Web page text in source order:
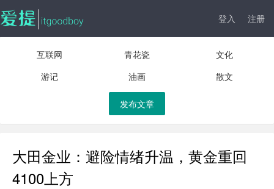
登入 注册
互联网 青花瓷
文化
游记
油画 散文
发布文章
大田金业：避险情绪升温，黄金重回
4100上方